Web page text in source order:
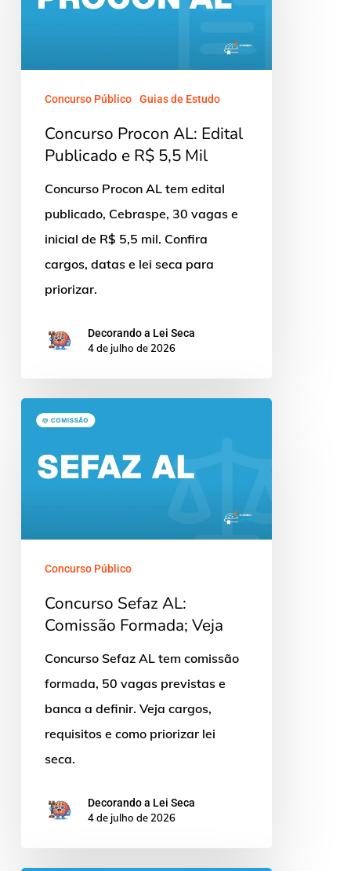
e
Concurso Público Guias de Estudo
Concurso Procon AL: Edital
Publicado e R$ 5,5 Mil
Concurso Procon AL tem edital
publicado, Cebraspe, 30 vagas e
inicial de R$ 5,5 mil. Confira
cargos, datas e lei seca para
priorizar.
Decorando a Lei Seca
4 de julho de 2026
Concurso
AL:
Veja
Concurso Público
Concurso Sefaz AL:
Comissão Formada; Veja
Concurso Sefaz AL tem comissão
formada, 50 vagas previstas e
banca a definir. Veja cargos,
requisitos e como priorizar lei
seca.
Decorando a Lei Seca
4 de julho de 2026